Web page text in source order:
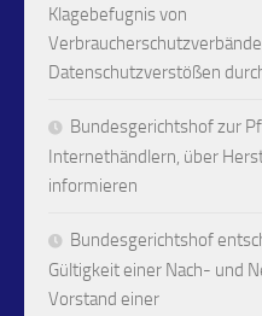
Klagebefugnis von
Datenschutzverstößen
Bundesgerichtshof zur
Internethändlern, über
informieren
Bundesgerichtshof
Gültigkeit einer Nach- und
Vorstand einer